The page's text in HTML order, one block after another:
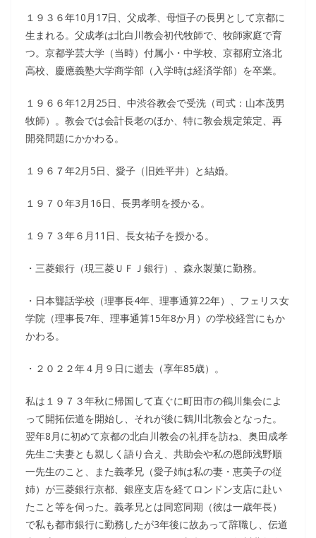
１９３６年10月17日、父成孝、母恒子の長男として京都に
生まれる。父成孝は北白川教会初代牧師で、牧師家庭で育
つ。京都学芸大学（当時）付属小・中学校、京都府立洛北
高校、慶應義塾大学商学部（入学時は経済学部）を卒業。
１９６６年12月25日、中渋谷教会で受洗（司式：山本茂男
牧師）。教会では会計長老のほか、特に教会規定策定、再
開発問題にかかわる。
１９６７年2月5日、愛子（旧姓平井）と結婚。
１９７０年3月16日、長男孝明を授かる。
１９７３年６月11日、長女祐子を授かる。
・三菱銀行（現三菱ＵＦＪ銀行）、森永製菓に勤務。
・日本聾話学校（理事長4年、理事通算22年）、フェリス女
学院（理事長7年、理事通算15年8か月）の学校経営にもか
かわる。
・２０２２年４月９日に逝去（享年85歳）。
私は１９７３年秋に帰国して直ぐに町田市の鶴川集会によ
って開拓伝道を開始し、それが後に鶴川北教会となった。
翌年8月に初めて京都の北白川教会の礼拝を訪ね、奥田成孝
先生ご夫妻とも親しく語り合え、共助会や私の恩師浅野順
一先生のこと、また義孝兄（愛子姉は私の妻・恵美子の従
姉）が三菱銀行京都、銀座支店を経てロンドン支店に赴い
たこと等を伺った。義孝兄とは同窓同期（彼は一歳年長）
で私も都市銀行に勤務したが3年後に故あって辞職し、伝道